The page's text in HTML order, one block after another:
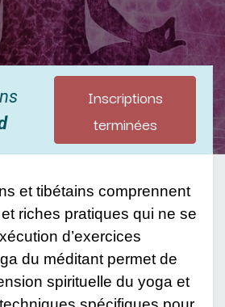
Inscriptions
terminées
et tibétains comprennent
riches pratiques qui ne se
d’exercices
du méditant permet de
spirituelle du yoga et